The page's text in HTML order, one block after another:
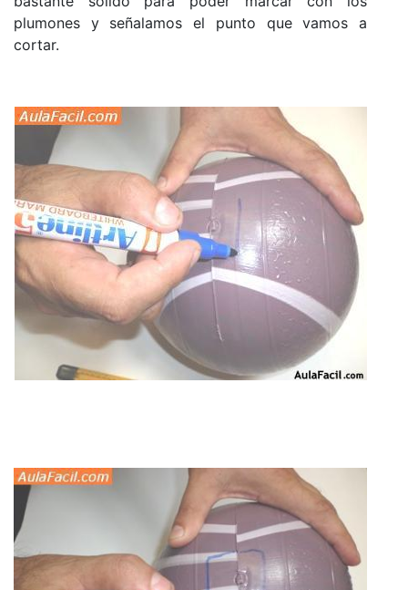
plumones y señalamos el punto que vamos a
cortar.